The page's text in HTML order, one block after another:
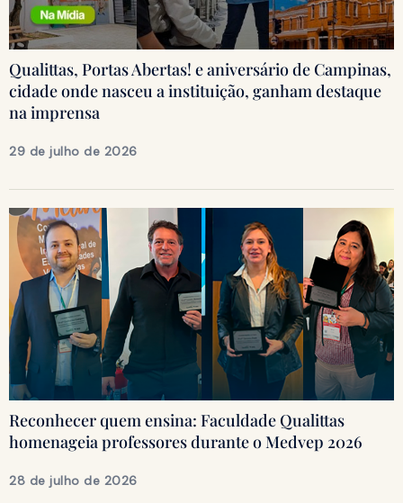
Qualittas, Portas Abertas! e aniversário de Campinas,
cidade onde nasceu a instituição, ganham destaque
na imprensa
29 de julho de 2026
Reconhecer quem ensina: Faculdade Qualittas
homenageia professores durante o Medvep 2026
28 de julho de 2026